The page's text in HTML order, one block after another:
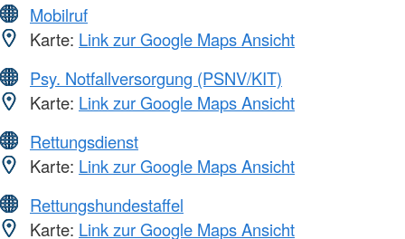
Mobilruf
Karte: Link zur Google Maps Ansicht
Psy. Notfallversorgung (PSNV/KIT)
Karte: Link zur Google Maps Ansicht
Rettungsdienst
Karte: Link zur Google Maps Ansicht
Rettungshundestaffel
Karte: Link zur Google Maps Ansicht